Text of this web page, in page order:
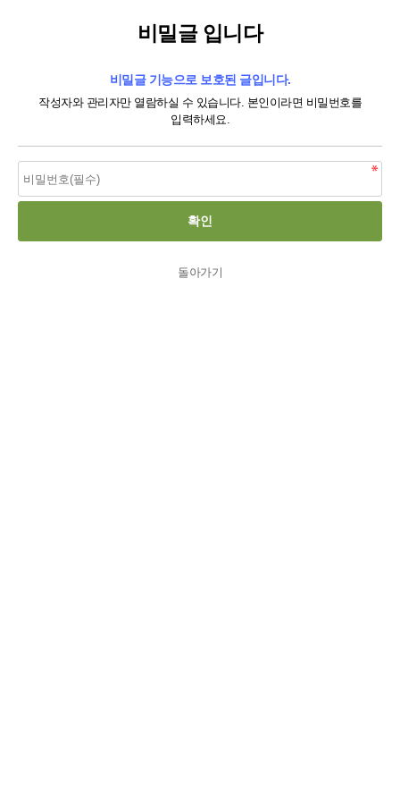
비밀글 입니다
비밀글 기능으로 보호된 글입니다.
작성자와 관리자만 열람하실 수 있습니다. 본인이라면 비밀번호를
입력하세요.
돌아가기